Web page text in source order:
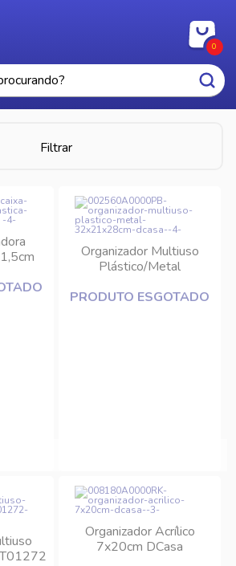
0
Filtrar
Organizador Multiuso
Plástico/Metal
PRODUTO ESGOTADO
Organizador Acrílico
7x20cm DCasa